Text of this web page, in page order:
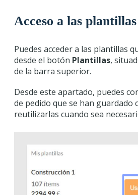
Acceso a las
Puedes acceder a las plantillas
desde el botón Plantillas,
de la barra superior.
Desde este apartado, puedes
de pedido que se han guardado
reutilizarlas cuando sea